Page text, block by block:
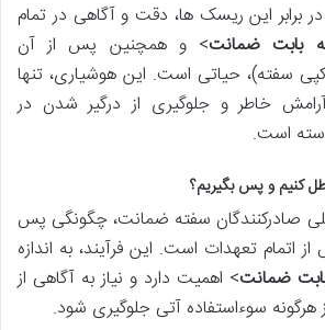
برابر این ریسک ها، دقت و آگاهی در تمام
بابت ضمانت> و همچنین پس از آن
کپی سفته)، حیاتی است. این هوشیاری، تنها
خاطر و جلوگیری از درگیر شدن در
است.
کنیم و پس بگیریم؟
صادرکنندگان سفته ضمانت، چگونگی پس
اتمام تعهدات است. این فرآیند، به اندازه
ضمانت> اهمیت دارد و نیاز به آگاهی از
هرگونه سوءاستفاده آتی جلوگیری شود.